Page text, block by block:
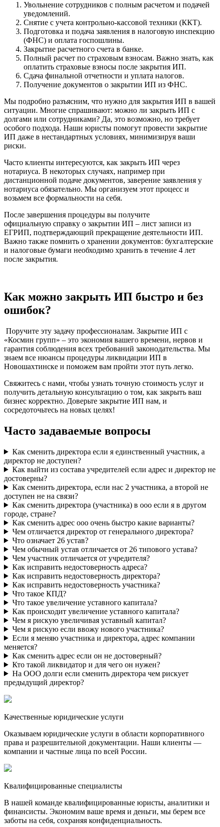
Увольнение сотрудников с полным расчетом и подачей
уведомлений.
Снятие с учета контрольно-кассовой техники (ККТ).
Подготовка и подача заявления в налоговую инспекцию
(ФНС) и оплата госпошлины.
Закрытие расчетного счета в банке.
Полный расчет по страховым взносам. Важно знать, как
оплатить страховые взносы после закрытия ИП.
Сдача финальной отчетности и уплата налогов.
Получение документов о закрытии ИП из ФНС.
Мы подробно разъясним, что нужно для закрытия ИП в вашей
ситуации. Многие спрашивают: можно ли закрыть ИП с
долгами или сотрудниками? Да, это возможно, но требует
особого подхода. Наши юристы помогут провести закрытие
ИП даже в нестандартных условиях, минимизируя ваши
риски.
Часто клиенты интересуются, как закрыть ИП через
нотариуса. В некоторых случаях, например при
дистанционной подаче документов, заверение заявления у
нотариуса обязательно. Мы организуем этот процесс и
возьмем все формальности на себя.
После завершения процедуры вы получите
официальную справку о закрытии ИП – лист записи из
ЕГРИП, подтверждающий прекращение деятельности ИП.
Важно также помнить о хранении документов: бухгалтерские
и налоговые бумаги необходимо хранить в течение 4 лет
после закрытия.
Как можно закрыть ИП быстро и без
ошибок?
Поручите эту задачу профессионалам. Закрытие ИП с
«Космин групп» – это экономия вашего времени, нервов и
гарантия соблюдения всех требований законодательства. Мы
знаем все нюансы процедуры ликвидации ИП в
Новошахтинске и поможем вам пройти этот путь легко.
Свяжитесь с нами, чтобы узнать точную стоимость услуг и
получить детальную консультацию о том, как закрыть ваш
бизнес корректно. Доверьте закрытие ИП нам, и
сосредоточьтесь на новых целях!
Часто задаваемые вопросы
Как сменить директора если я единственный участник, а
директор не доступен?
Как выйти из состава учредителей если адрес и директор не
достоверны?
Как сменить директора, если нас 2 участника, а второй не
доступен не на связи?
Как сменить директора (участника) в ооо если я в другом
городе, стране?
Как сменить адрес ооо очень быстро какие варианты?
Чем отличается директор от генерального директора?
Что означает 26 устав?
Чем обычный устав отличается от 26 типового устава?
Чем участник отличается от учредителя?
Как исправить недостоверность адреса?
Как исправить недостоверность директора?
Как исправить недостоверность участника?
Что такое КПД?
Что такое увеличение уставного капитала?
Как происходит увеличение уставного капитала?
Чем я рискую увеличивая уставный капитал?
Чем я рискую если ввожу нового участника?
Если я меняю участника и директора, адрес компании
меняется?
Как сменить адрес если он не достоверный?
Кто такой ликвидатор и для чего он нужен?
На ООО долги если сменить директора чем рискует
предыдущий директор?
Качественные юридические услуги
Оказываем юридические услуги в области корпоративного
права и разрешительной документации. Наши клиенты —
компании и частные лица по всей России.
Квалифицированные специалисты
В нашей команде квалифицированные юристы, аналитики и
финансисты. Экономим ваше время и деньги, мы берем все
заботы на себя, сохраняя конфиденциальность.